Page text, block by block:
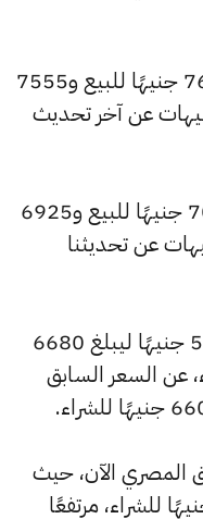
ارتفع سعر عيار 24 ليصل إلى 7635 جنيهًا للبيع و7555
بزيادة قيمتها 5 جنيهات عن آخر تحديث
وارتفع سعر عيار 22 ليسجل 7000 جنيهًا للبيع و6925
بزيادة قدرها 5 جنيهات عن تحديثنا
وشهد سعر عيار 21 ارتفاعًا بقيمة 5 جنيهًا ليبلغ 6680
للشراء، عن السعر السابق
بالسوق المصري الآن، حيث
جنيهًا للبيع و5665 جنيهًا للشراء، مرتفعًا